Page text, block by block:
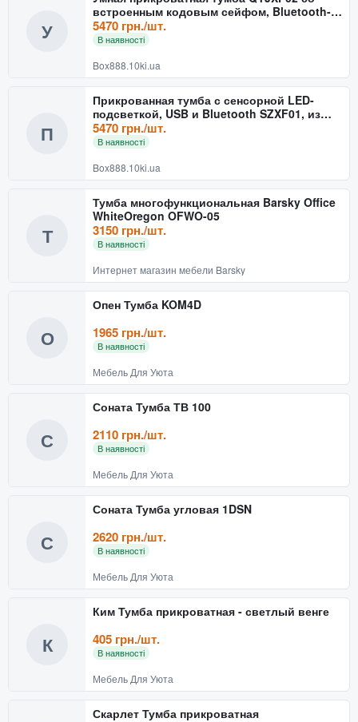
У
встроенным кодовым сейфом, Bluetooth-
колонкой и USB, сенсор
5470 грн./шт.
В наявності
Box888.10ki.ua
П
Прикрованная тумба с сенсорной LED-
подсветкой, USB и Bluetooth SZXF01, из
экокожи, белая
5470 грн./шт.
В наявності
Box888.10ki.ua
Т
Тумба многофункциональная Barsky Office
WhiteOregon OFWO-05
3150 грн./шт.
В наявності
Интернет магазин мебели Barsky
О
Опен Тумба KOM4D
1965 грн./шт.
В наявності
Мебель Для Уюта
С
Соната Тумба ТВ 100
2110 грн./шт.
В наявності
Мебель Для Уюта
С
Соната Тумба угловая 1DSN
2620 грн./шт.
В наявності
Мебель Для Уюта
К
Ким Тумба прикроватная - светлый венге
405 грн./шт.
В наявності
Мебель Для Уюта
Скарлет Тумба прикроватная